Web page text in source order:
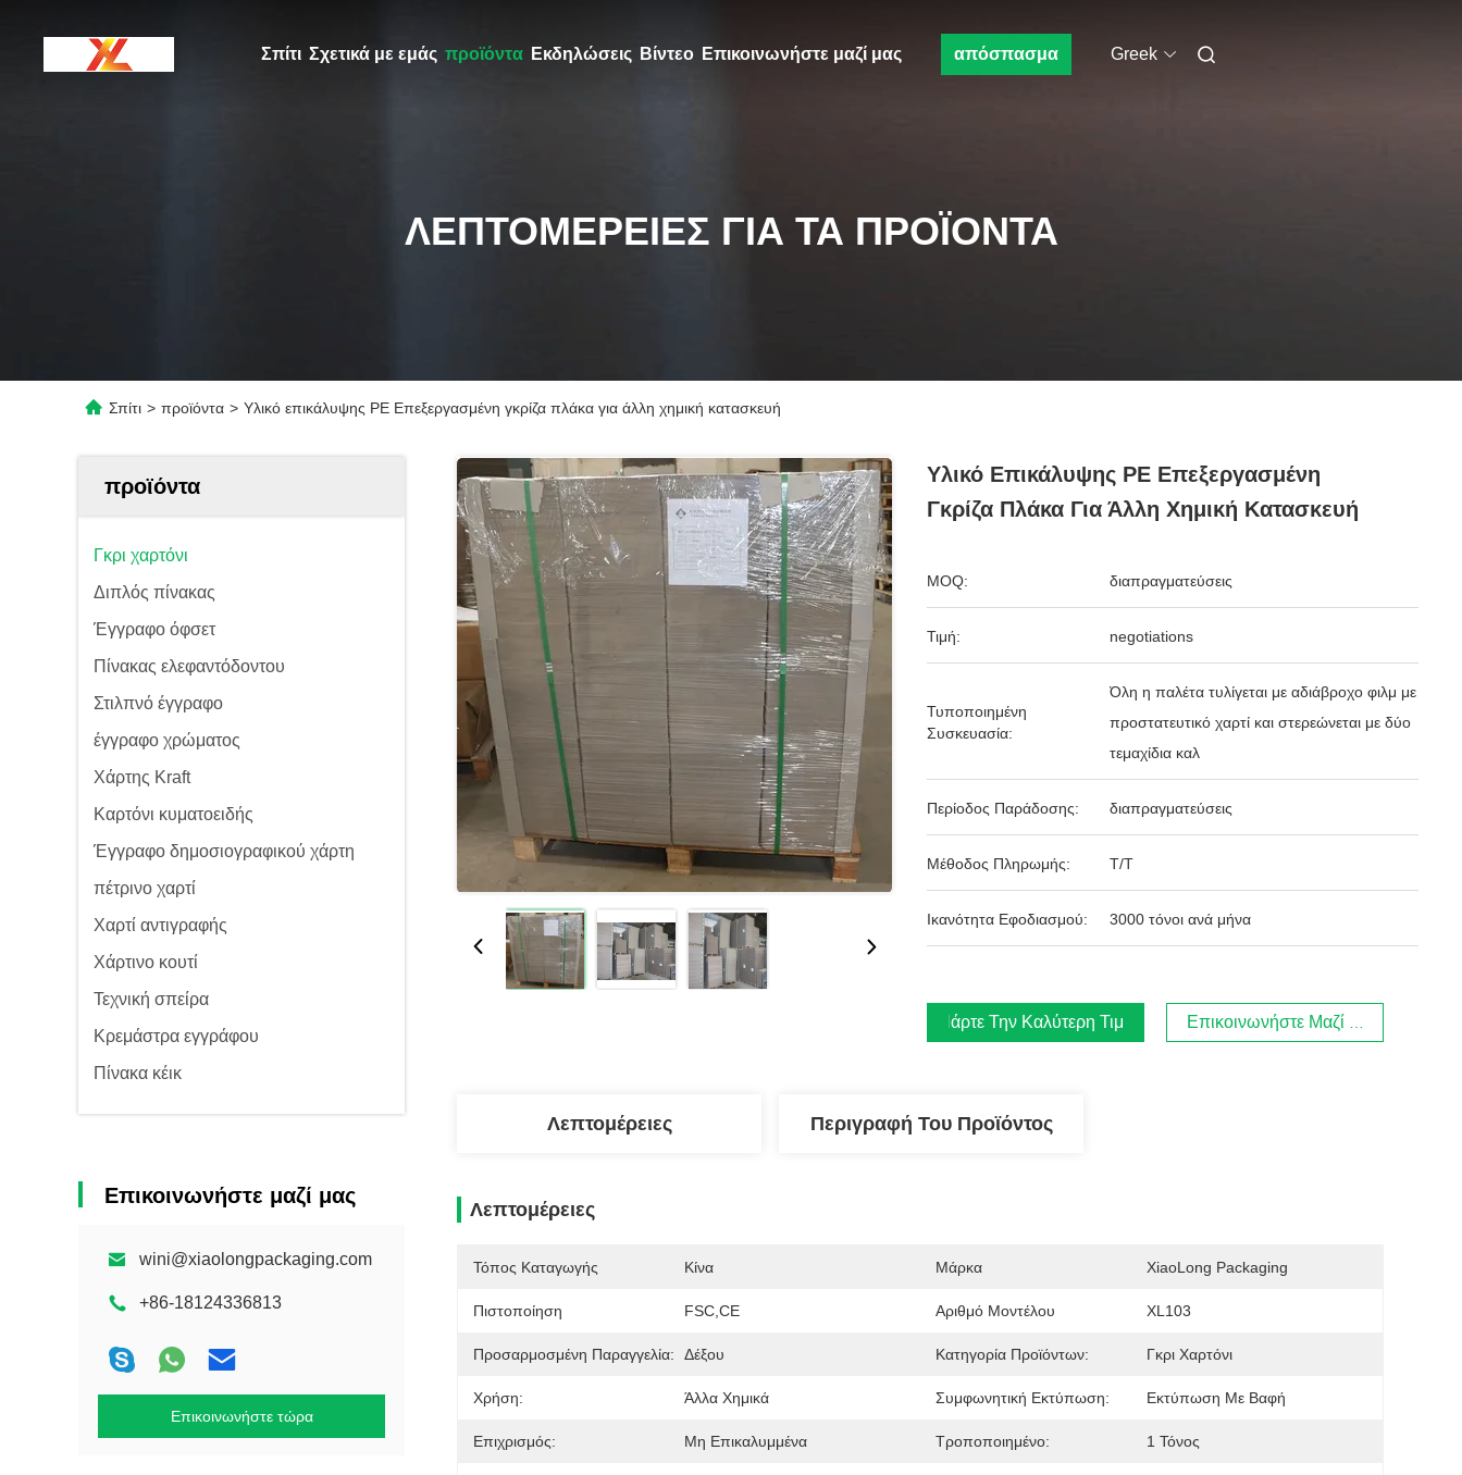
Σπίτι Σχετικά με εμάς προϊόντα Εκδηλώσεις Βίντεο Επικοινωνήστε μαζί μας απόσπασμα Greek
ΛΕΠΤΟΜΈΡΕΙΕΣ ΓΙΑ ΤΑ ΠΡΟΪΌΝΤΑ
Σπίτι > προϊόντα > Υλικό επικάλυψης PE Επεξεργασμένη γκρίζα πλάκα για άλλη χημική κατασκευή
προϊόντα
Γκρι χαρτόνι
Διπλός πίνακας
Έγγραφο όφσετ
Πίνακας ελεφαντόδοντου
Στιλπνό έγγραφο
έγγραφο χρώματος
Χάρτης Kraft
Καρτόνι κυματοειδής
Έγγραφο δημοσιογραφικού χάρτη
πέτρινο χαρτί
Χαρτί αντιγραφής
Χάρτινο κουτί
Τεχνική σπείρα
Κρεμάστρα εγγράφου
Πίνακα κέικ
Επικοινωνήστε μαζί μας
wini@xiaolongpackaging.com
+86-18124336813
Επικοινωνήστε τώρα
Υλικό Επικάλυψης PE Επεξεργασμένη
Γκρίζα Πλάκα Για Άλλη Χημική Κατασκευή
MOQ: διαπραγματεύσεις
Τιμή: negotiations
Τυποποιημένη
Συσκευασία:
Όλη η παλέτα τυλίγεται με αδιάβροχο φιλμ με
προστατευτικό χαρτί και στερεώνεται με δύο
τεμαχίδια καλ
Περίοδος Παράδοσης: διαπραγματεύσεις
Μέθοδος Πληρωμής: Τ/Τ
Ικανότητα Εφοδιασμού: 3000 τόνοι ανά μήνα
Πάρτε Την Καλύτερη Τιμή Επικοινωνήστε Μαζί Μας
Λεπτομέρειες Περιγραφή Του Προϊόντος
Λεπτομέρειες
Τόπος Καταγωγής Κίνα Μάρκα XiaoLong Packaging
Πιστοποίηση FSC,CE Αριθμό Μοντέλου XL103
Προσαρμοσμένη Παραγγελία: Δέξου Κατηγορία Προϊόντων: Γκρι Χαρτόνι
Χρήση: Άλλα Χημικά Συμφωνητική Εκτύπωση: Εκτύπωση Με Βαφή
Επιχρισμός: Μη Επικαλυμμένα Τροποποιημένο: 1 Τόνος